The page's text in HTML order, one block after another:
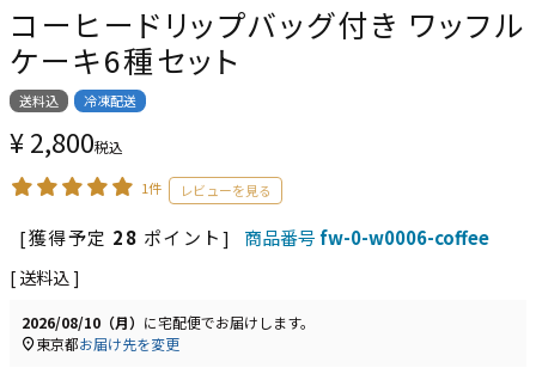
コーヒードリップバッグ付き ワッフル
ケーキ6種セット
送料込 冷凍配送
¥2,800税込
1件
[獲得予定 28 ポイント] 商品番号fw-0-w0006-coffee
送料込
2026/08/10（月） に宅配便でお届けします。
東京都お届け先を変更